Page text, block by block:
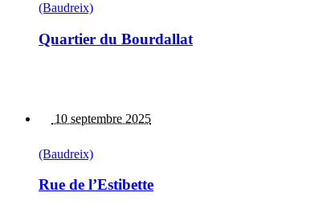
(Baudreix)
Quartier du Bourdallat
10 septembre 2025
(Baudreix)
Rue de l’Estibette